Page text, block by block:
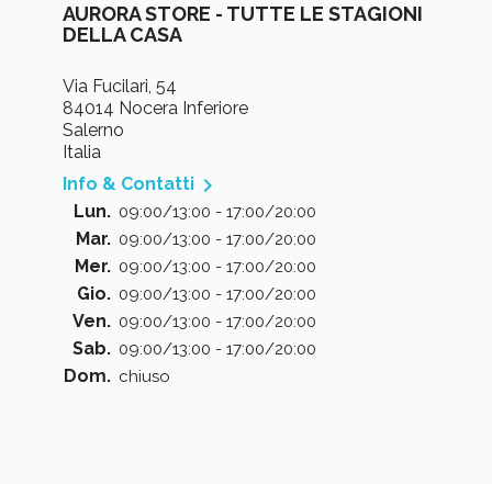
AURORA STORE - TUTTE LE STAGIONI
DELLA CASA
Via Fucilari, 54
84014 Nocera Inferiore
Salerno
Italia
Info & Contatti 
Lun. 09:00/13:00 - 17:00/20:00
Mar. 09:00/13:00 - 17:00/20:00
Mer. 09:00/13:00 - 17:00/20:00
Gio. 09:00/13:00 - 17:00/20:00
Ven. 09:00/13:00 - 17:00/20:00
Sab. 09:00/13:00 - 17:00/20:00
Dom. chiuso